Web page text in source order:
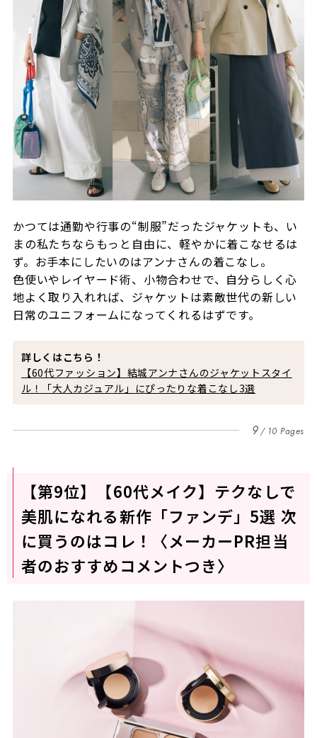
かつては通勤や行事の“制服”だったジャケットも、い
まの私たちならもっと自由に、軽やかに着こなせるは
ず。お手本にしたいのはアンナさんの着こなし。
色使いやレイヤード術、小物合わせで、自分らしく心
地よく取り入れれば、ジャケットは素敵世代の新しい
日常のユニフォームになってくれるはずです。
詳しくはこちら！
【60代ファッション】結城アンナさんのジャケットスタイ
ル！「大人カジュアル」にぴったりな着こなし3選
9 10 Pages
【第9位】【60代メイク】テクなしで
美肌になれる新作「ファンデ」5選 次
に買うのはコレ！〈メーカーPR担当
者のおすすめコメントつき〉